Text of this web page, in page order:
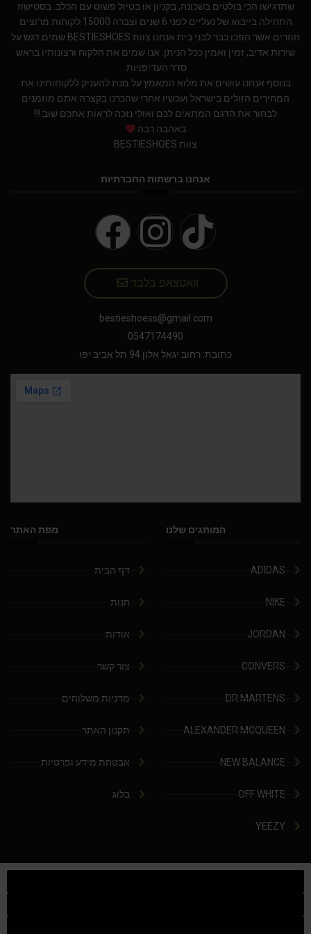
שתרגישו הכי בולטים בשכונה, בקניון או בטיול פשוט עם הכלב. בסטישוז
התחילה בייבוא של נעליים לפני 6 שנים וצברה 15000 לקוחות מרוצים
חוזרים אשר הפכו כבר לבני בית.אנחנו צוות BESTIESHOES שמים דגש על
שירות אדיב, זמין ואמין ככל הניתן. אנו שמים את הלקוח ורצונותיו בראש
סדר העדיפויות.
בנוסף אנחנו עושים את מלוא המאמץ על מנת להעניק ללקוחותינו את
המחירים הזולים בישראל.ועכשיו אחרי שהכרנו בקצרה אתם מוזמנים
לבחור את הדגם המתאים לכם ואולי נזכה לראות אתכם שוב !!!
באהבה רבה
צוות BESTIESHOES
אנחנו ברשתות החברתיות
וואטצאפ בלבד
bestieshoess@gmail.com
0547174490
כתובת: רחוב יגאל אלון 94 תל אביב יפו
המותגים שלנו
ADIDAS
NIKE
JORDAN
CONVERS
DR.MARTENS
ALEXANDER MCQUEEN
NEW BALANCE
OFF WHITE
YEEZY
מפת האתר
דף הבית
חנות
אודות
צור קשר
מדניות משלוחים
תקנון האתר
אבטחת מידע ופרטיות
בלוג